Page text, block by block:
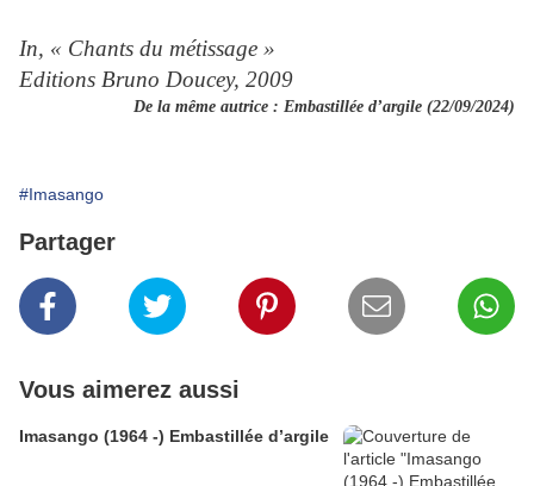
In, « Chants du métissage »
Editions Bruno Doucey, 2009
De la même autrice : Embastillée d’argile (22/09/2024)
#Imasango
Partager
Vous aimerez aussi
Imasango (1964 -) Embastillée d’argile